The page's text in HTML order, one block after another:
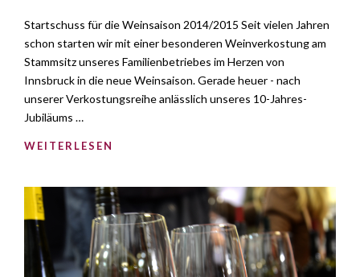
Startschuss für die Weinsaison 2014/2015 Seit vielen Jahren
schon starten wir mit einer besonderen Weinverkostung am
Stammsitz unseres Familienbetriebes im Herzen von
Innsbruck in die neue Weinsaison. Gerade heuer - nach
unserer Verkostungsreihe anlässlich unseres 10-Jahres-
Jubiläums …
WEITERLESEN